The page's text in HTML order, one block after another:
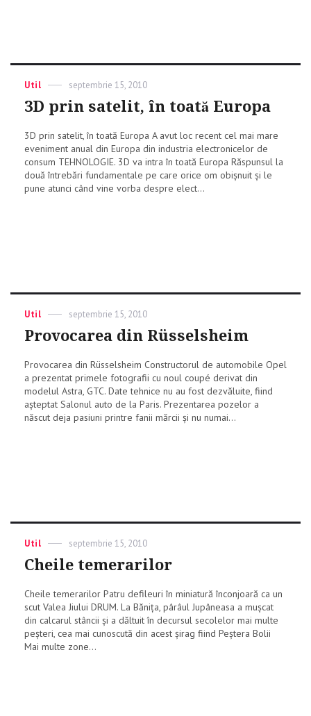
Categories
Util
Posted
on
septembrie 15, 2010
3D prin satelit, în toată Europa
3D prin satelit, în toată Europa A avut loc recent cel mai mare
eveniment anual din Europa din industria electronicelor de
consum TEHNOLOGIE. 3D va intra în toată Europa Răspunsul la
două întrebări fundamentale pe care orice om obișnuit și le
pune atunci când vine vorba despre elect...
Categories
Util
Posted
septembrie 15, 2010
Provocarea din Rüsselsheim
Provocarea din Rüsselsheim Constructorul de automobile Opel
a prezentat primele fotografii cu noul coupé derivat din
modelul Astra, GTC. Date tehnice nu au fost dezvăluite, fiind
așteptat Salonul auto de la Paris. Prezentarea pozelor a
născut deja pasiuni printre fanii mărcii și nu numai...
Categories
Util
Posted
septembrie 15, 2010
Cheile temerarilor
Cheile temerarilor Patru defileuri în miniatură înconjoară ca un
scut Valea Jiului DRUM. La Băniţa, pârâul Jupâneasa a mușcat
din calcarul stâncii și a dăltuit în decursul secolelor mai multe
peșteri, cea mai cunoscută din acest șirag fiind Peștera Bolii
Mai multe zone...